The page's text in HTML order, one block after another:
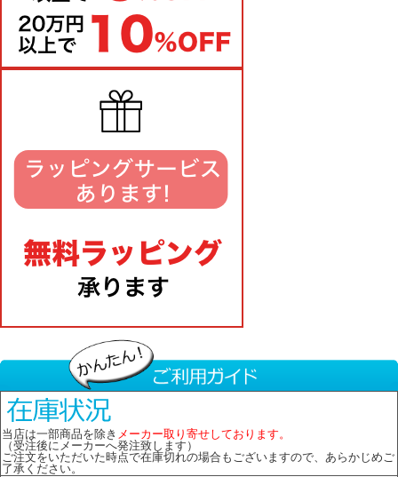
当店は一部商品を除き メーカー取り寄せしております。
（受注後にメーカーへ発注致します）
ご注文をいただいた時点で在庫切れの場合もございますので、あらかじめご
了承ください。